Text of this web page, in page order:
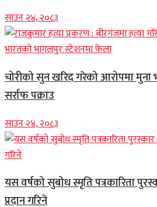
साउन २४, २०८३
चोरीको सुन खरिद गरेको आरोपमा
सर्राफ पक्राउ
साउन २४, २०८३
यस वर्षको सुबोध स्मृति पत्रकारिता
प्रदान गरिने